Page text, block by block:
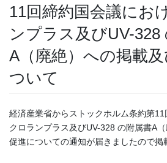
11回締約国会議にお
ンプラス及びUV-328
A（廃絶）への掲載
ついて
経済産業省からストックホルム条約第
クロランプラス及びUV-328 の附属書A
促進についての通知が届きましたので掲